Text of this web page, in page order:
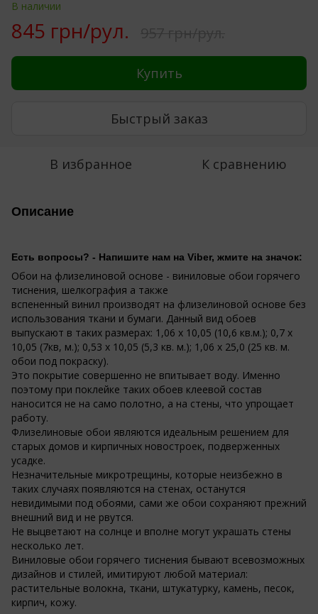
В наличии
845 грн/рул.
Купить
Быстрый заказ
В избранное К сравнению
Описание
Есть вопросы? - Напишите нам на Viber, жмите на значок:
Обои на флизелиновой основе - виниловые обои горячего
тиснения, шелкография а также
вспененный винил производят на флизелиновой основе без
использования ткани и бумаги. Данный вид обоев
выпускают в таких размерах: 1,06 х 10,05 (10,6 кв.м.); 0,7 х
10,05 (7кв, м.); 0,53 х 10,05 (5,3 кв. м.); 1,06 х 25,0 (25 кв. м.
обои под покраску).
Это покрытие совершенно не впитывает воду. Именно
поэтому при поклейке таких обоев клеевой состав
наносится не на само полотно, а на стены, что упрощает
работу.
Флизелиновые обои являются идеальным решением для
старых домов и кирпичных новостроек, подверженных
усадке.
Незначительные микротрещины, которые неизбежно в
таких случаях появляются на стенах, останутся
невидимыми под обоями, сами же обои сохраняют прежний
внешний вид и не рвутся.
Не выцветают на солнце и вполне могут украшать стены
несколько лет.
Виниловые обои горячего тиснения бывают всевозможных
дизайнов и стилей, имитируют любой материал:
растительные волокна, ткани, штукатурку, камень, песок,
кирпич, кожу.